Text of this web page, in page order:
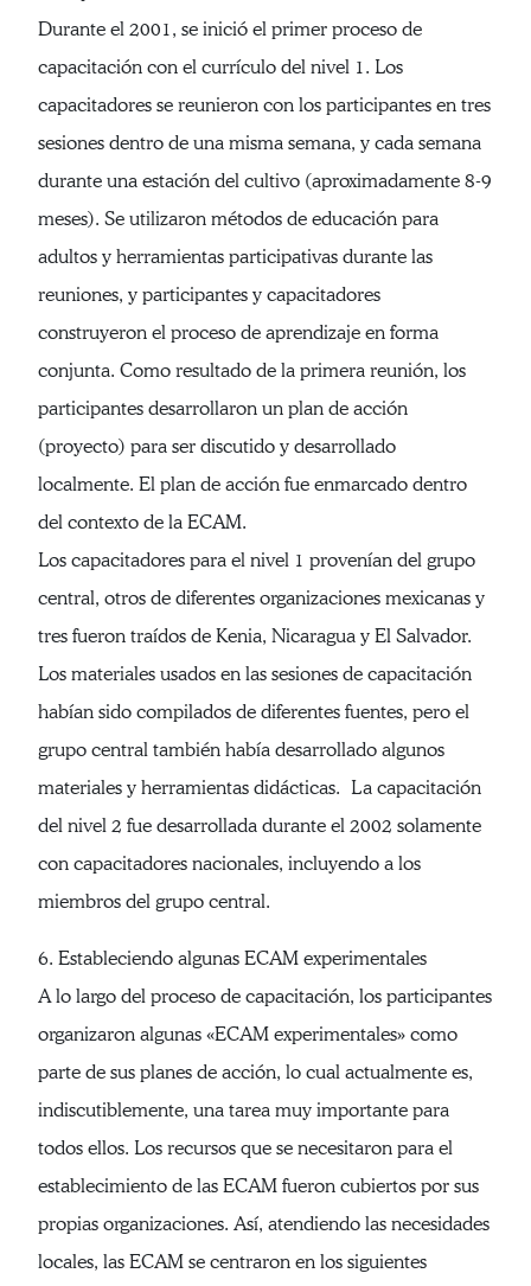
Durante el 2001, se inició el primer proceso de
capacitación con el currículo del nivel 1. Los
capacitadores se reunieron con los participantes en tres
sesiones dentro de una misma semana, y cada semana
durante una estación del cultivo (aproximadamente 8-9
meses). Se utilizaron métodos de educación para
adultos y herramientas participativas durante las
reuniones, y participantes y capacitadores
construyeron el proceso de aprendizaje en forma
conjunta. Como resultado de la primera reunión, los
participantes desarrollaron un plan de acción
(proyecto) para ser discutido y desarrollado
localmente. El plan de acción fue enmarcado dentro
del contexto de la ECAM.
Los capacitadores para el nivel 1 provenían del grupo
central, otros de diferentes organizaciones mexicanas y
tres fueron traídos de Kenia, Nicaragua y El Salvador.
Los materiales usados en las sesiones de capacitación
habían sido compilados de diferentes fuentes, pero el
grupo central también había desarrollado algunos
materiales y herramientas didácticas. La capacitación
del nivel 2 fue desarrollada durante el 2002 solamente
con capacitadores nacionales, incluyendo a los
miembros del grupo central.
6. Estableciendo algunas ECAM experimentales
A lo largo del proceso de capacitación, los participantes
organizaron algunas «ECAM experimentales» como
parte de sus planes de acción, lo cual actualmente es,
indiscutiblemente, una tarea muy importante para
todos ellos. Los recursos que se necesitaron para el
establecimiento de las ECAM fueron cubiertos por sus
propias organizaciones. Así, atendiendo las necesidades
locales, las ECAM se centraron en los siguientes